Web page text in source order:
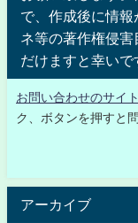
で、作成後に情
ネ等の著作権侵
だけますと幸いで
お問い合わせのサイ
ク、ボタンを押すと
アーカイブ